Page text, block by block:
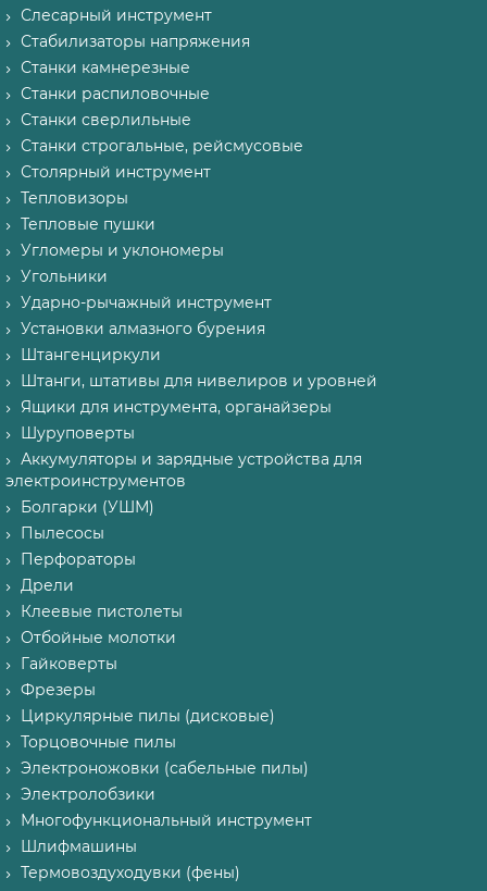
Слесарный инструмент
Стабилизаторы напряжения
Станки камнерезные
Станки распиловочные
Станки сверлильные
Станки строгальные, рейсмусовые
Столярный инструмент
Тепловизоры
Тепловые пушки
Угломеры и уклономеры
Угольники
Ударно-рычажный инструмент
Установки алмазного бурения
Штангенциркули
Штанги, штативы для нивелиров и уровней
Ящики для инструмента, органайзеры
Шуруповерты
Аккумуляторы и зарядные устройства для
электроинструментов
Болгарки (УШМ)
Пылесосы
Перфораторы
Дрели
Клеевые пистолеты
Отбойные молотки
Гайковерты
Фрезеры
Циркулярные пилы (дисковые)
Торцовочные пилы
Электроножовки (сабельные пилы)
Электролобзики
Многофункциональный инструмент
Шлифмашины
Термовоздуходувки (фены)